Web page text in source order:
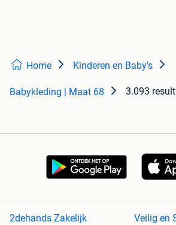
Home Kinderen en Baby's
Babykleding | Maat 68 3.093
2dehands Zakelijk
Veilig en